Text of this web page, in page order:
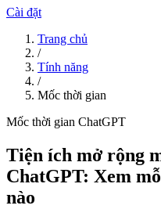
Cài đặt
Trang chủ
/
Tính năng
/
Mốc thời gian
Mốc thời gian ChatGPT
Tiện ích mở rộng
ChatGPT: Xem
nào